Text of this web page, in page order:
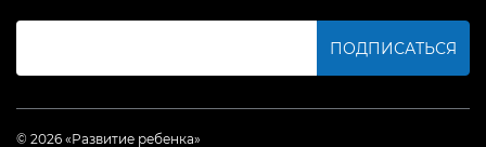
ПОДПИСАТЬСЯ
© 2026 «Развитие ребенка»